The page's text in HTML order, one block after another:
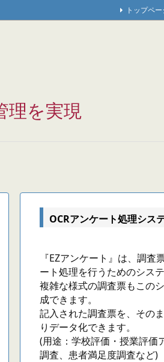
トップペー
理を実現
OCRアンケート処理シス
『EZアンケート』は、調査
ート処理を行うためのシステ
複雑な様式の調査票もこの
成できます。
記入された調査票を、その
りデータ化できます。
(用途：学校評価・授業評価
調査、患者満足度調査など)